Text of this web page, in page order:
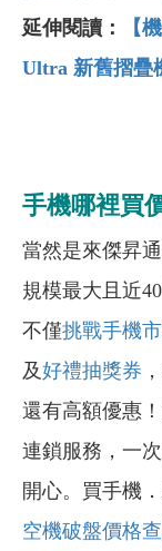
延伸閱讀：
【
Ultra 新舊摺疊
手機哪裡買
當然是來傑昇
規模最大且近
不僅挑戰手機
及好禮抽獎券
還有高額優惠
連鎖服務，一
開心。買手機
空機破盤價格